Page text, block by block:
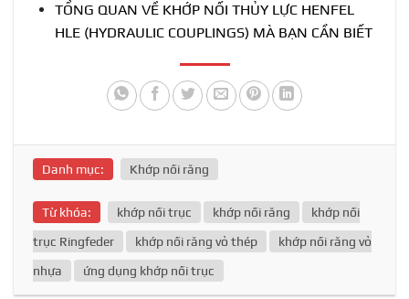
TỔNG QUAN VỀ KHỚP NỐI THỦY LỰC HENFEL
HLE (HYDRAULIC COUPLINGS) MÀ BẠN CẦN BIẾT
Danh mục: Khớp nối răng
Từ khóa: khớp nối trục khớp nối răng
khớp nối
trục Ringfeder
khớp nối răng vỏ thép
khớp nối răng vỏ
nhựa
ứng dụng khớp nối trục